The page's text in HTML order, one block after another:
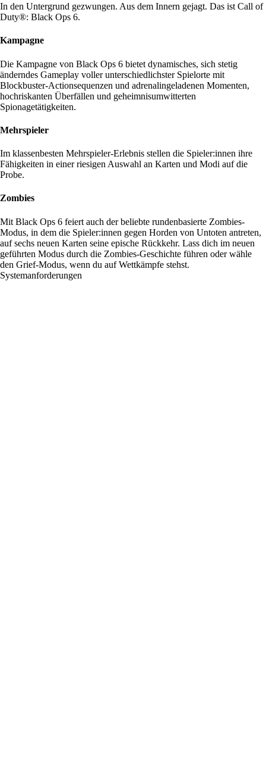
In den Untergrund gezwungen. Aus dem Innern gejagt. Das ist Call of
Duty®: Black Ops 6.
Kampagne
Die Kampagne von Black Ops 6 bietet dynamisches, sich stetig
änderndes Gameplay voller unterschiedlichster Spielorte mit
Blockbuster-Actionsequenzen und adrenalingeladenen Momenten,
hochriskanten Überfällen und geheimnisumwitterten
Spionagetätigkeiten.
Mehrspieler
Im klassenbesten Mehrspieler-Erlebnis stellen die Spieler:innen ihre
Fähigkeiten in einer riesigen Auswahl an Karten und Modi auf die
Probe.
Zombies
Mit Black Ops 6 feiert auch der beliebte rundenbasierte Zombies-
Modus, in dem die Spieler:innen gegen Horden von Untoten antreten,
auf sechs neuen Karten seine epische Rückkehr. Lass dich im neuen
geführten Modus durch die Zombies-Geschichte führen oder wähle
den Grief-Modus, wenn du auf Wettkämpfe stehst.
Systemanforderungen